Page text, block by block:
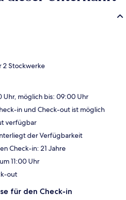
2 Stockwerke
Uhr, möglich bis: 09:00 Uhr
in und Check-out ist möglich
verfügbar
der Verfügbarkeit
Check-in: 21 Jahre
11:00 Uhr
out
für den Check-in